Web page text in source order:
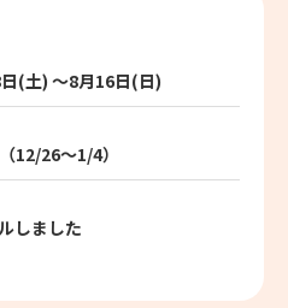
(土) ～8月16日(日)
12/26～1/4）
しました